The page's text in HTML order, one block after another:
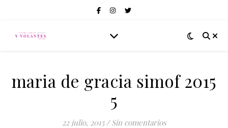
maria de gracia simof 2015
5
22 julio, 2015 / Sin comentarios